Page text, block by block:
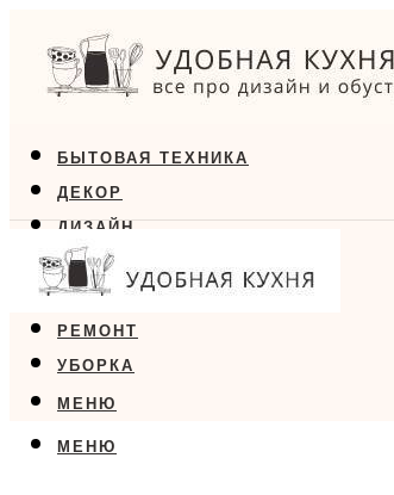
БЫТОВАЯ ТЕХНИКА
ДЕКОР
ДИЗАЙН
ЕДА
МЕБЕЛЬ
РЕМОНТ
УБОРКА
МЕНЮ
МЕНЮ